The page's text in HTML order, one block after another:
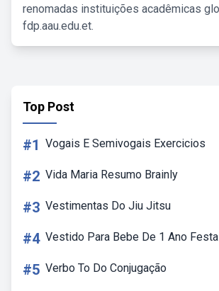
renomadas instituições acadêmicas
fdp.aau.edu.et.
Top Post
#1 Vogais E Semivogais Exercicios
#2 Vida Maria Resumo Brainly
#3 Vestimentas Do Jiu Jitsu
#4 Vestido Para Bebe De 1 Ano Festa
#5 Verbo To Do Conjugação